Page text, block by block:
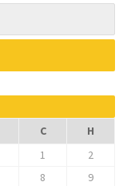
С
Н
1
2
8
9